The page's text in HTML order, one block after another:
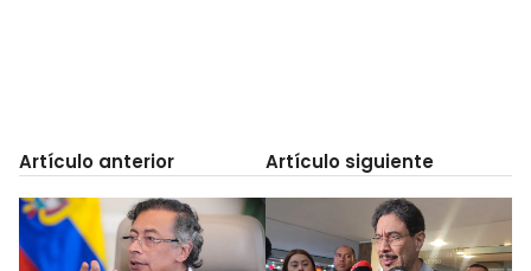
Artículo anterior Artículo siguiente